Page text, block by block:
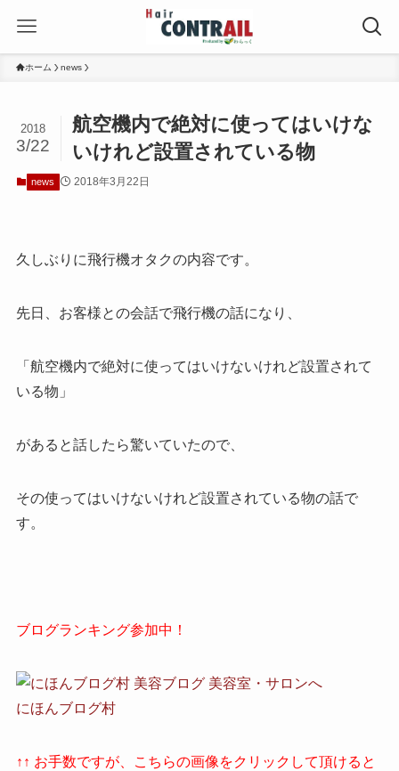
ホーム news
航空機内で絶対に使ってはいけな
いけれど設置されている物
2018
3/22
news 2018年3月22日
久しぶりに飛行機オタクの内容です。
先日、お客様との会話で飛行機の話になり、
「航空機内で絶対に使ってはいけないけれど設置されて
いる物」
があると話したら驚いていたので、
その使ってはいけないけれど設置されている物の話で
す。
ブログランキング参加中！
にほんブログ村
↑↑ お手数ですが、こちらの画像をクリックして頂けると